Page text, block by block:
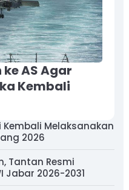
AS Agar
Kembali
Kembali Melaksanakan
2026
Tantan Resmi
Jabar 2026-2031